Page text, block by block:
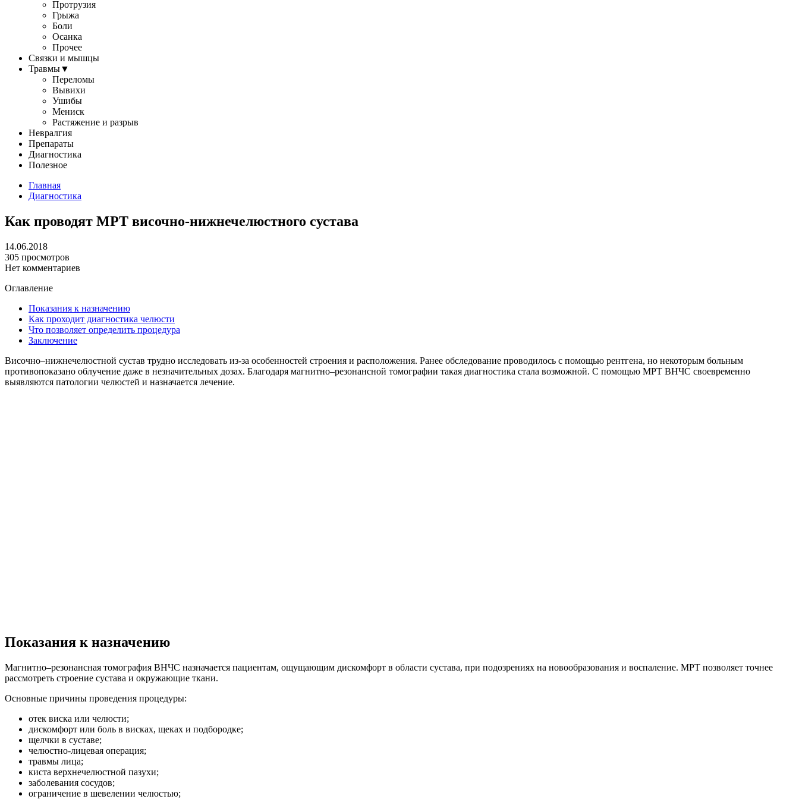
Протрузия
Грыжа
Боли
Осанка
Прочее
Связки и мышцы
Травмы▼
Переломы
Вывихи
Ушибы
Мениск
Растяжение и разрыв
Невралгия
Препараты
Диагностика
Полезное
Главная
Диагностика
Как проводят МРТ височно-нижнечелюстного сустава
14.06.2018
305 просмотров
Нет комментариев
Оглавление
Показания к назначению
Как проходит диагностика челюсти
Что позволяет определить процедура
Заключение
Височно–нижнечелюстной сустав трудно исследовать из-за особенностей строения и расположения. Ранее обследование проводилось с помощью рентгена, но некоторым больным
противопоказано облучение даже в незначительных дозах. Благодаря магнитно–резонансной томографии такая диагностика стала возможной. С помощью МРТ ВНЧС своевременно
выявляются патологии челюстей и назначается лечение.
Показания к назначению
Магнитно–резонансная томография ВНЧС назначается пациентам, ощущающим дискомфорт в области сустава, при подозрениях на новообразования и воспаление. МРТ позволяет точнее
рассмотреть строение сустава и окружающие ткани.
Основные причины проведения процедуры:
отек виска или челюсти;
дискомфорт или боль в висках, щеках и подбородке;
щелчки в суставе;
челюстно-лицевая операция;
травмы лица;
киста верхнечелюстной пазухи;
заболевания сосудов;
ограничение в шевелении челюстью;